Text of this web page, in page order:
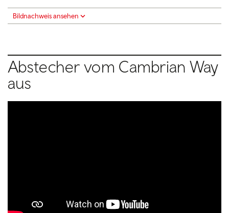
Bildnachweis ansehen
Abstecher vom Cambrian Way
aus